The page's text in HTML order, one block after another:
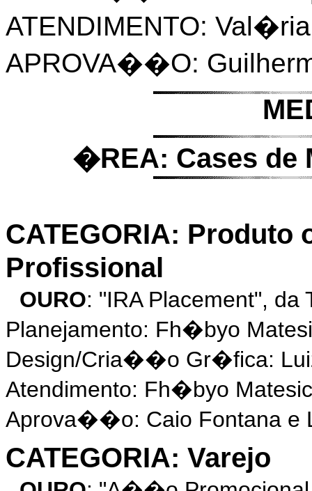
ATENDIMENTO:
APROVA��O:
�REA: Cases de
CATEGORIA:
Profissional
OURO: "IRA Placement",
Planejamento: Fh�byo
Design/Cria��o Gr�fica:
Atendimento: Fh�byo
Aprova��o: Caio Fontana e
CATEGORIA: Varejo